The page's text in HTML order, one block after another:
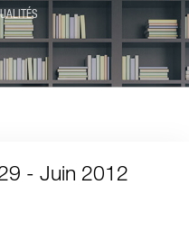
- Juin 2012